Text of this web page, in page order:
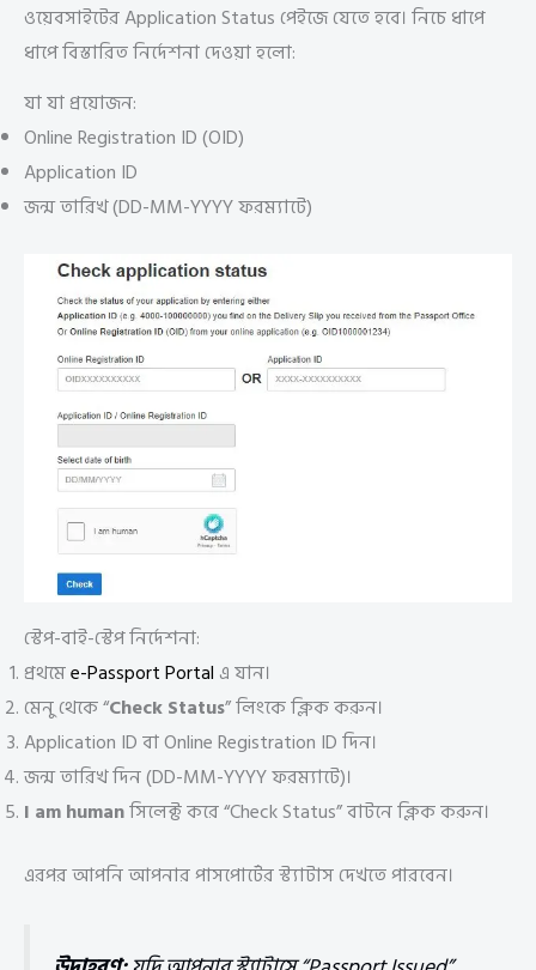
ওয়েবসাইটের Application Status পেইজে যেতে হবে। নিচে ধাপে
ধাপে বিস্তারিত নির্দেশনা দেওয়া হলো:
যা যা প্রয়োজন:
Online Registration ID (OID)
Application ID
জন্ম তারিখ (DD-MM-YYYY ফরম্যাটে)
স্টেপ-বাই-স্টেপ নির্দেশনা:
প্রথমেe-Passport Portal এ যান।
মেনু থেকে “Check Status” লিংকে ক্লিক করুন।
Application ID বা Online Registration ID দিন।
জন্ম তারিখ দিন (DD-MM-YYYY ফরম্যাটে)।
I am humanসিলেক্ট করে “Check Status” বাটনে ক্লিক করুন।
এরপর আপনি আপনার পাসপোর্টের স্ট্যাটাস দেখতে পারবেন।